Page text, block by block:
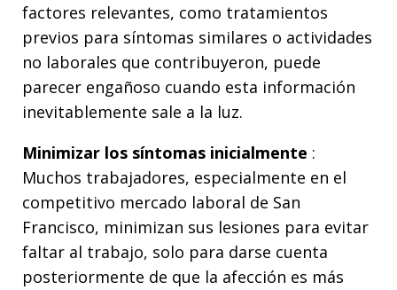
factores relevantes, como tratamientos
previos para síntomas similares o actividades
no laborales que contribuyeron, puede
parecer engañoso cuando esta información
inevitablemente sale a la luz.
Minimizar los síntomas inicialmente :
Muchos trabajadores, especialmente en el
competitivo mercado laboral de San
Francisco, minimizan sus lesiones para evitar
faltar al trabajo, solo para darse cuenta
posteriormente de que la afección es más